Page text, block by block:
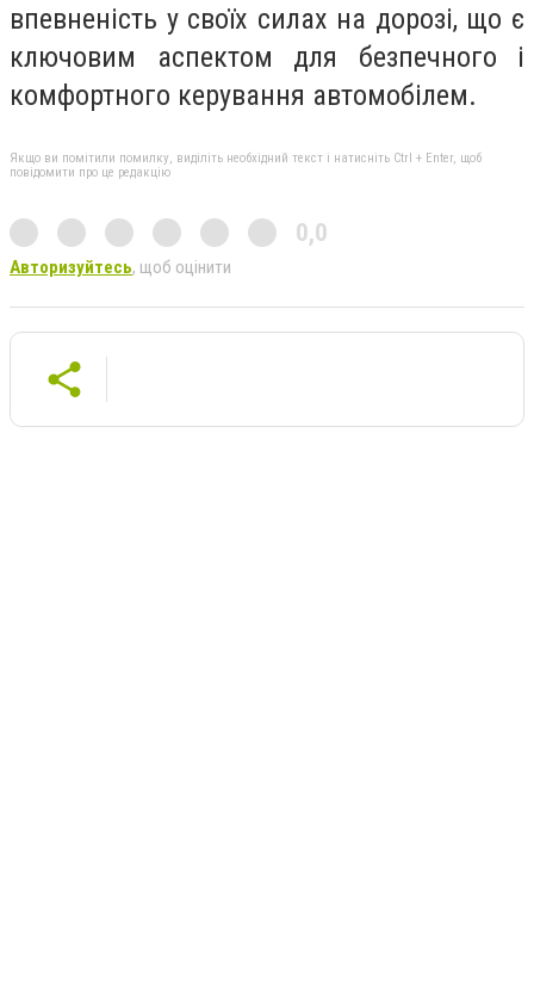
впевненість у своїх силах на дорозі, що є
ключовим аспектом для безпечного і
комфортного керування автомобілем.
Якщо ви помітили помилку, виділіть необхідний текст і натисніть Ctrl + Enter, щоб
повідомити про це редакцію
0,0
Авторизуйтесь, щоб оцінити